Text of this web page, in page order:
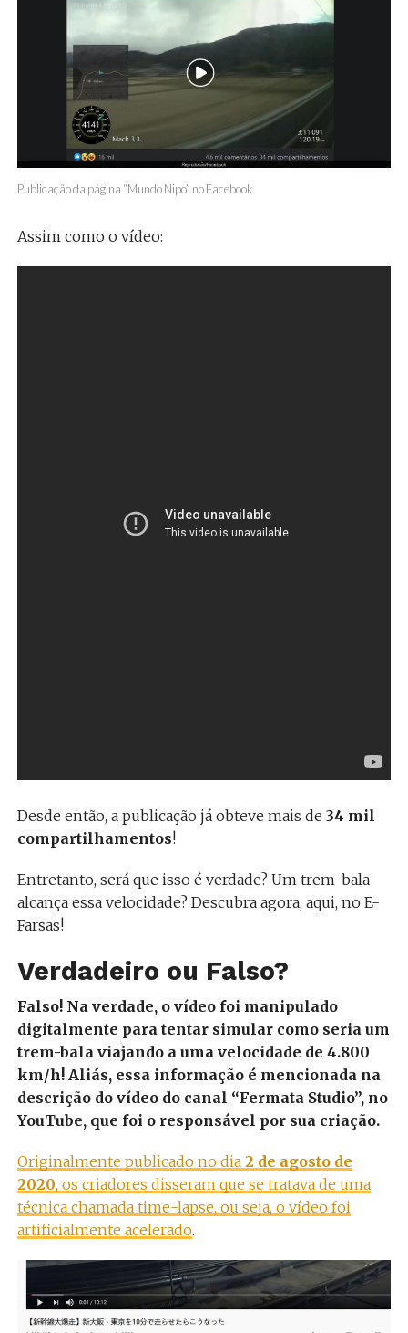
Publicação da página “Mundo Nipo” no Facebook
Assim como o vídeo:
Desde então, a publicação já obteve mais de 34 mil
compartilhamentos!
Entretanto, será que isso é verdade? Um trem-bala
alcança essa velocidade? Descubra agora, aqui, no E-
Farsas!
Verdadeiro ou Falso?
Falso! Na verdade, o vídeo foi manipulado
digitalmente para tentar simular como seria um
trem-bala viajando a uma velocidade de 4.800
km/h! Aliás, essa informação é mencionada na
descrição do vídeo do canal “Fermata Studio”, no
YouTube, que foi o responsável por sua criação.
Originalmente publicado no dia 2 de agosto de
2020, os criadores disseram que se tratava de uma
técnica chamada time-lapse, ou seja, o vídeo foi
artificialmente acelerado.